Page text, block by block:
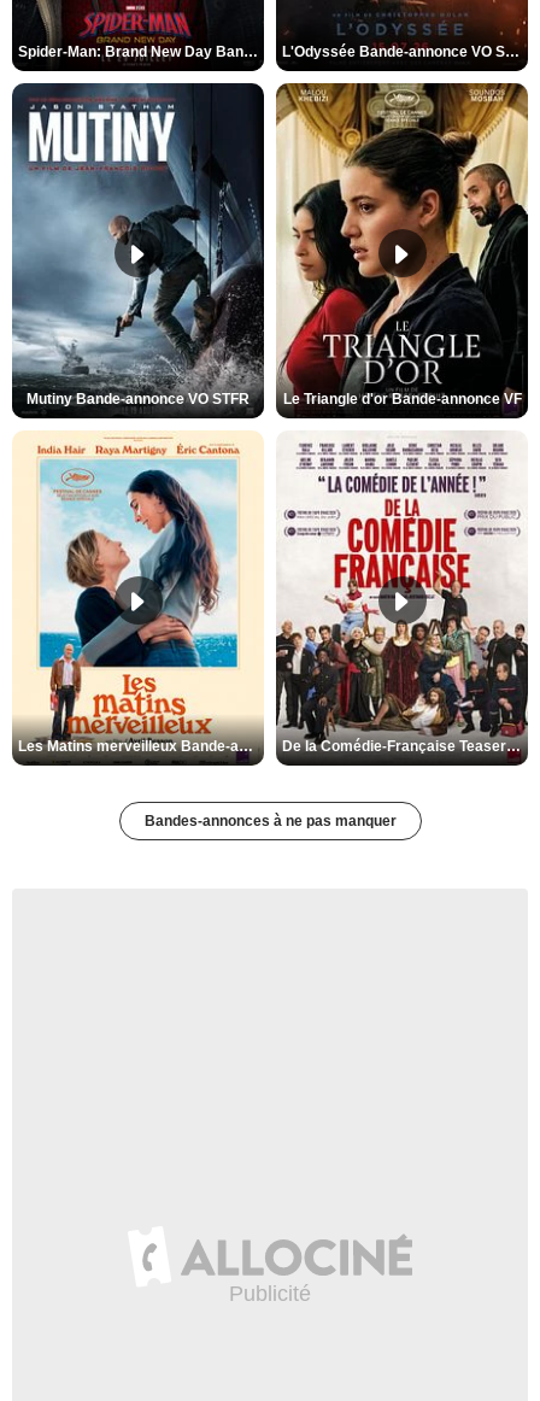
Spider-Man: Brand New Day Bande-annonce VO STFR L'Odyssée Bande-annonce VO STFR
Mutiny Bande-annonce VO STFR Le Triangle d'or Bande-annonce VF
Les Matins merveilleux Bande-annonce VF De la Comédie-Française Teaser VF
Bandes-annonces à ne pas manquer